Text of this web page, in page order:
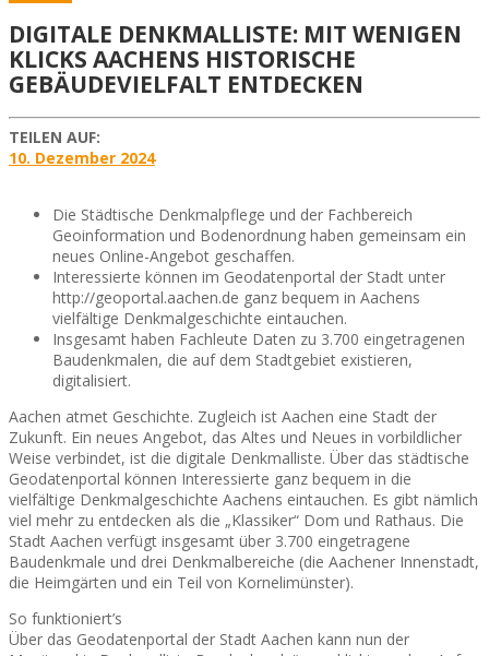
DIGITALE DENKMALLISTE: MIT WENIGEN
KLICKS AACHENS HISTORISCHE
GEBÄUDEVIELFALT ENTDECKEN
TEILEN AUF:
10. Dezember 2024
Die Städtische Denkmalpflege und der Fachbereich
Geoinformation und Bodenordnung haben gemeinsam ein
neues Online-Angebot geschaffen.
Interessierte können im Geodatenportal der Stadt unter
http://geoportal.aachen.de ganz bequem in Aachens
vielfältige Denkmalgeschichte eintauchen.
Insgesamt haben Fachleute Daten zu 3.700 eingetragenen
Baudenkmalen, die auf dem Stadtgebiet existieren,
digitalisiert.
Aachen atmet Geschichte. Zugleich ist Aachen eine Stadt der
Zukunft. Ein neues Angebot, das Altes und Neues in vorbildlicher
Weise verbindet, ist die digitale Denkmalliste. Über das städtische
Geodatenportal können Interessierte ganz bequem in die
vielfältige Denkmalgeschichte Aachens eintauchen. Es gibt nämlich
viel mehr zu entdecken als die „Klassiker“ Dom und Rathaus. Die
Stadt Aachen verfügt insgesamt über 3.700 eingetragene
Baudenkmale und drei Denkmalbereiche (die Aachener Innenstadt,
die Heimgärten und ein Teil von Kornelimünster).
So funktioniert’s
Über das Geodatenportal der Stadt Aachen kann nun der